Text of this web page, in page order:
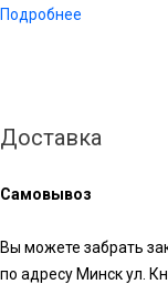
Подробнее
Доставка
Самовывоз
Вы можете забрать
по адресу Минск ул.